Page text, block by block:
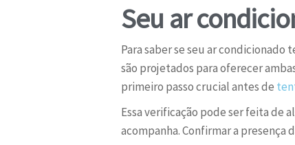
Seu ar
Para saber se seu ar condicionado
são projetados para oferecer
primeiro passo crucial antes de
Essa verificação pode ser feita
acompanha. Confirmar a